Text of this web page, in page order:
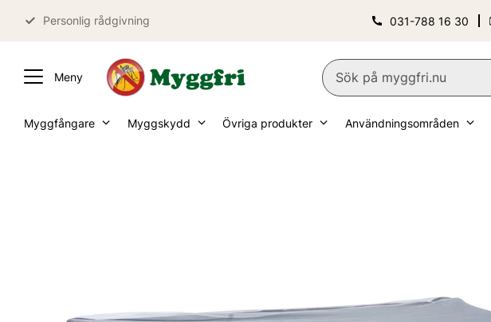
Personlig rådgivning 031-788 16 30
Myggfångare Myggskydd Övriga produkter Användningsområden